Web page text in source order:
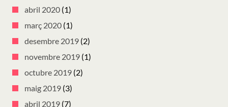
abril 2020 (1)
març 2020 (1)
desembre 2019 (2)
novembre 2019 (1)
octubre 2019 (2)
maig 2019 (3)
abril 2019 (7)